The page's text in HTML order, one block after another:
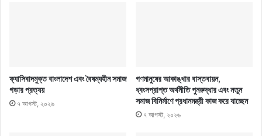
ফ্যাসিবাদমুক্ত বাংলাদেশ এবং বৈষম্যহীন সমাজ
গড়ার প্রত্যয়
৭ আগস্ট, ২০২৬
গণমানুষের আকাঙ্খার বাস্তবায়ন,
ধ্বংসপ্রাপ্ত অর্থনীতি পুনরুদ্ধার এবং নতুন
সমাজ বিনির্মাণে প্রধানমন্ত্রী কাজ করে যাচ্ছেন
৭ আগস্ট, ২০২৬